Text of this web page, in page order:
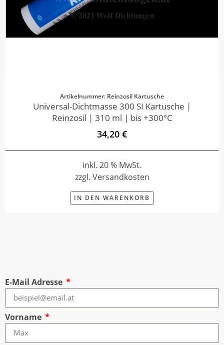
Artikelnummer: Reinzosil Kartusche
Universal-Dichtmasse 300 SI Kartusche |
Reinzosil | 310 ml | bis +300°C
34,20 €
inkl. 20 % MwSt.
zzgl. Versandkosten
IN DEN WARENKORB
E-Mail Adresse
Vorname